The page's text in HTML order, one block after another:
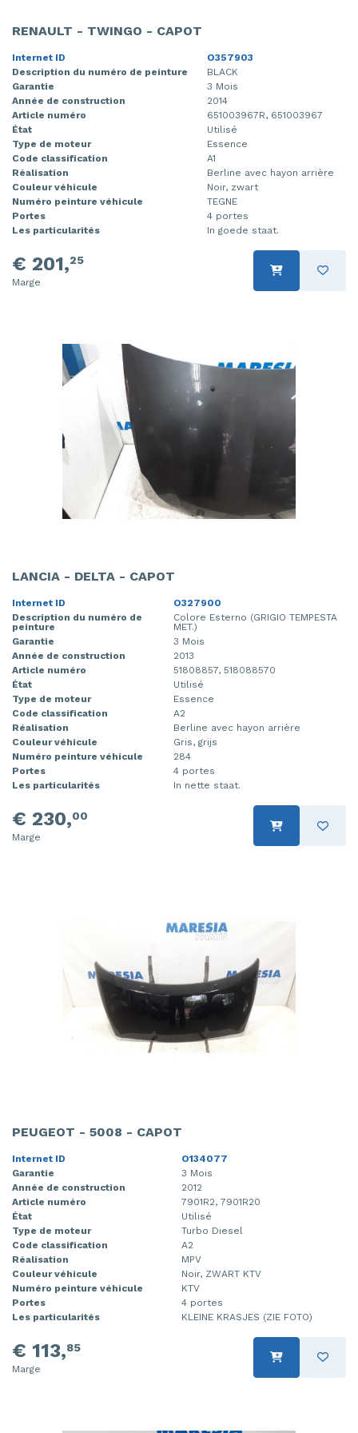
RENAULT - TWINGO - CAPOT
Internet ID
O357903
Description du numéro de peinture
BLACK
Garantie
3 Mois
Année de construction
2014
Article numéro
651003967R, 651003967
État
Utilisé
Type de moteur
Essence
Code classification
A1
Réalisation
Berline avec hayon arrière
Couleur véhicule
Noir, zwart
Numéro peinture véhicule
TEGNE
Portes
4 portes
Les particularités
In goede staat.
€ 201,25
Marge
LANCIA - DELTA - CAPOT
Internet ID
O327900
Description du numéro de
peinture
Colore Esterno (GRIGIO TEMPESTA
MET.)
Garantie
3 Mois
Année de construction
2013
Article numéro
51808857, 518088570
État
Utilisé
Type de moteur
Essence
Code classification
A2
Réalisation
Berline avec hayon arrière
Couleur véhicule
Gris, grijs
Numéro peinture véhicule
284
Portes
4 portes
Les particularités
In nette staat.
€ 230,00
Marge
PEUGEOT - 5008 - CAPOT
Internet ID
O134077
Garantie
3 Mois
Année de construction
2012
Article numéro
7901R2, 7901R20
État
Utilisé
Type de moteur
Turbo Diesel
Code classification
A2
Réalisation
MPV
Couleur véhicule
Noir, ZWART KTV
Numéro peinture véhicule
KTV
Portes
4 portes
Les particularités
KLEINE KRASJES (ZIE FOTO)
€ 113,85
Marge
Moteur essuie-glace avant
Mécanique essuie-glace
Ordinateur gestion moteur
Ordinateur gestion moteur
Panneau avant
Panneau de commandes chauffage
Portière 2portes gauche
Rétroviseur extérieur droit
Rétroviseur extérieur gauche
Siège gauche